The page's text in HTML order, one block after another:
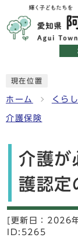
現在位置
ホーム くら
介護保険
介護が
護認定
[更新日： 2026
ID:5265